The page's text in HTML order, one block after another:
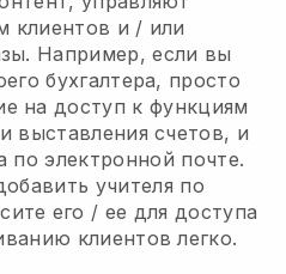
клиентов и / или
Например, если вы
бухгалтера, просто
на доступ к функциям
выставления счетов, и
по электронной почте.
учителя по
его / ее для доступа
клиентов легко.